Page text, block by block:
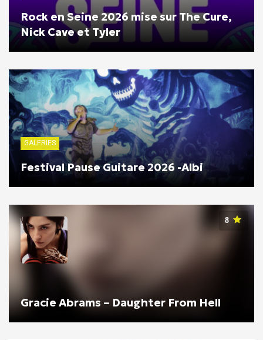
Rock en Seine 2026 mise sur The Cure,
Nick Cave et Tyler
GALERIES
Festival Pause Guitare 2026 -Albi
8
Gracie Abrams – Daughter From Hell